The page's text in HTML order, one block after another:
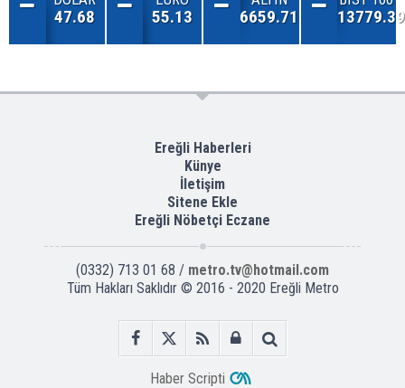
47.68 55.13 6659.71 13779.39
Ereğli Haberleri
Künye
İletişim
Sitene Ekle
Ereğli Nöbetçi Eczane
(0332) 713 01 68 / metro.tv@hotmail.com
Tüm Hakları Saklıdır © 2016 - 2020 Ereğli Metro
Haber Scripti